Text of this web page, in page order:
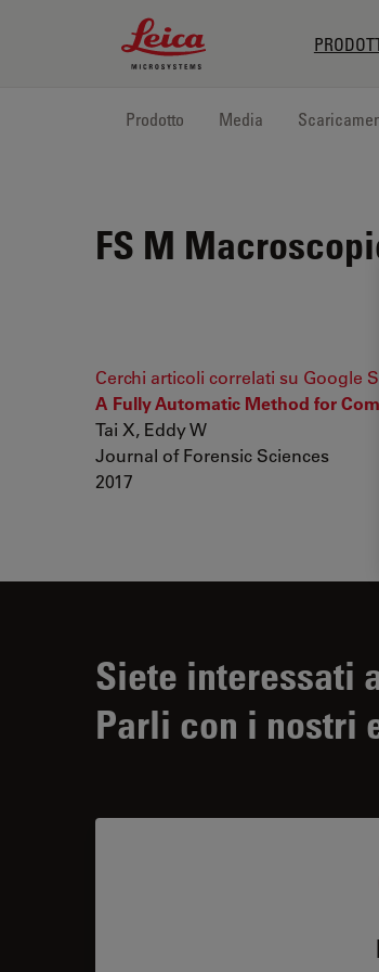
Leica Microsystems Logo
Prodotto Media
FS M
Cerchi articoli correlati su Google
A Fully Automatic Method for
Tai X, Eddy W
Journal of Forensic Sciences
2017
Siete interessati
Parli con i nostri